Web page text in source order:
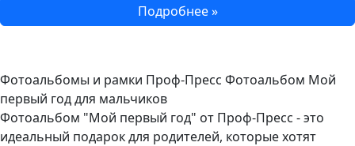
Подробнее »
Фотоальбомы и рамки Проф-Пресс Фотоальбом Мой
первый год для мальчиков
Фотоальбом "Мой первый год" от Проф-Пресс - это
идеальный подарок для родителей, которые хотят